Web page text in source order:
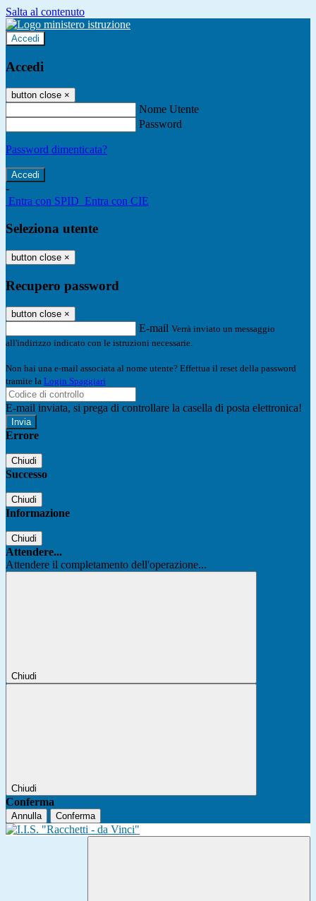
Salta al contenuto
Accedi
Accedi
button close ×
Nome Utente
Password
Password dimenticata?
-
Entra con SPID Entra con CIE
Seleziona utente
button close ×
Recupero password
button close ×
E-mail Verrà inviato un messaggio
all'indirizzo indicato con le istruzioni necessarie.
Non hai una e-mail associata al nome utente? Effettua il reset della password
tramite la Login Spaggiari
E-mail inviata, si prega di controllare la casella di posta elettronica!
Errore
Chiudi
Successo
Chiudi
Informazione
Chiudi
Attendere...
Attendere il completamento dell'operazione...
Chiudi
Chiudi
Conferma
Annulla Conferma